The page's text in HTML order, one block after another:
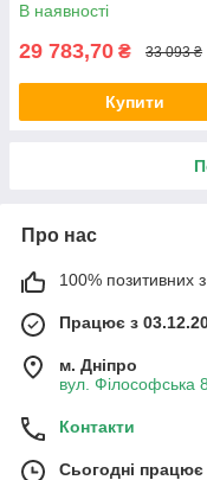
В наявності
29 783,70 ₴ 33 093 ₴
Купити
Про нас
100% позитивних з
Працює з
м. Дніпро
вул. Філософська
Контакти
Сьогодні